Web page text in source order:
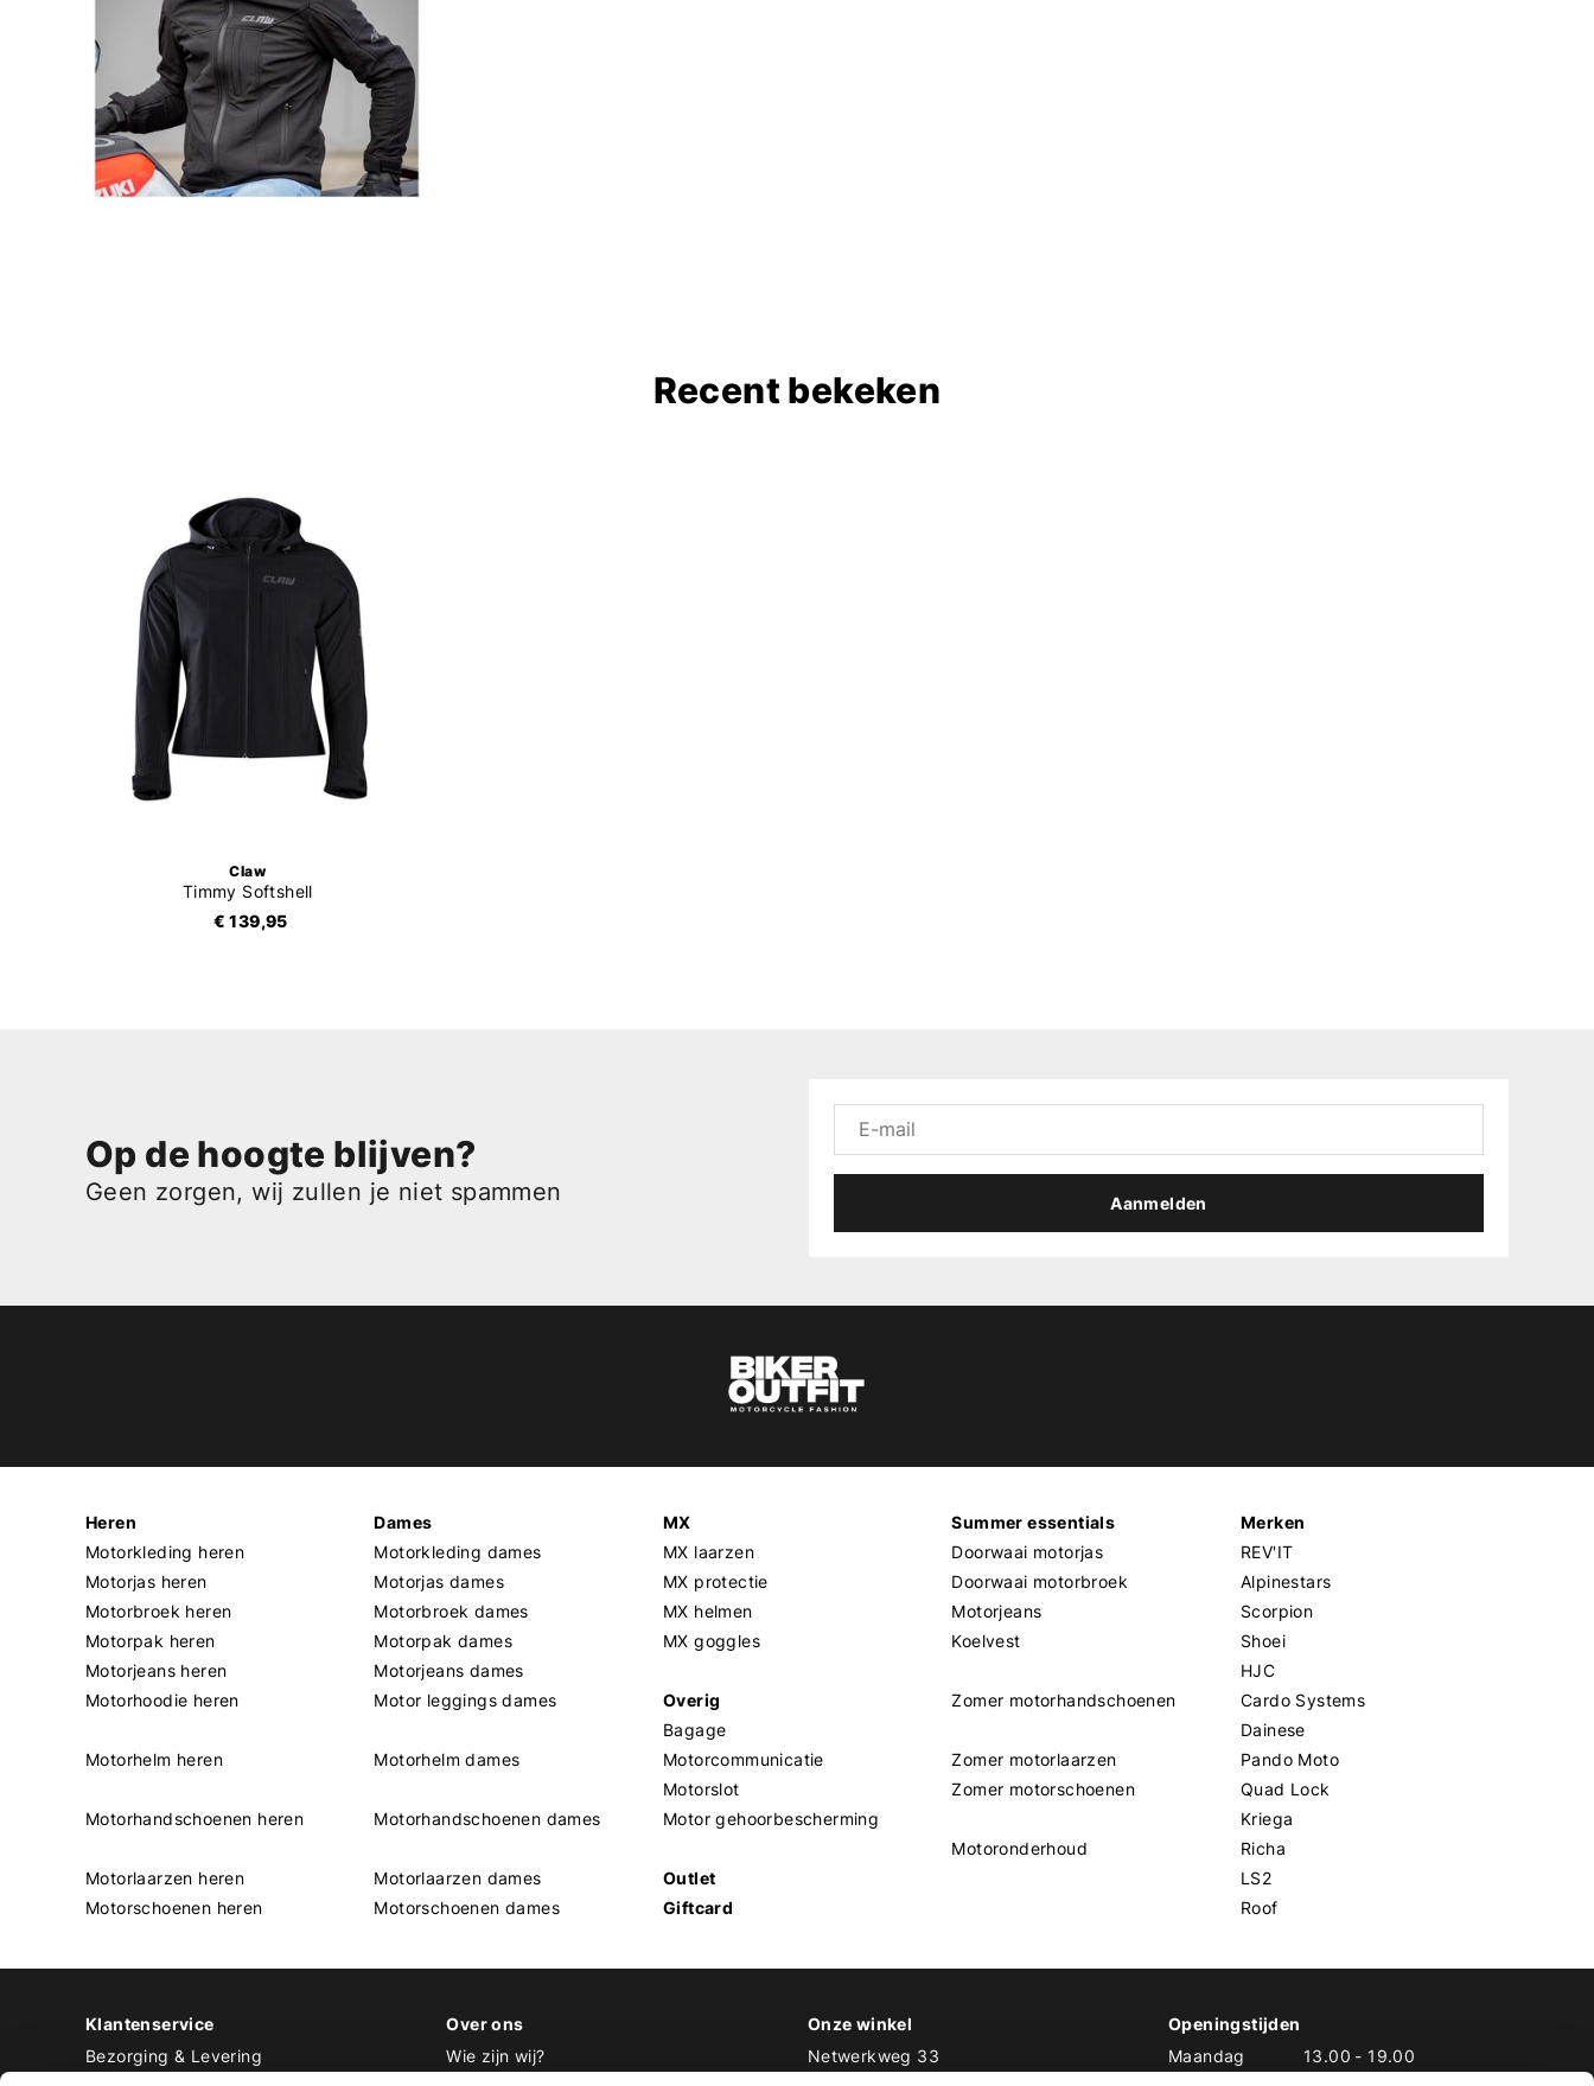
Recent bekeken
Claw
Timmy Softshell
€ 139,95
Op de hoogte blijven?
Geen zorgen, wij zullen je niet spammen Aanmelden
Heren
Motorkleding heren
Motorjas heren
Motorbroek heren
Motorpak heren
Motorjeans heren
Motorhoodie heren
Motorhelm heren
Motorhandschoenen heren
Motorlaarzen heren
Motorschoenen heren
Dames
Motorkleding dames
Motorjas dames
Motorbroek dames
Motorpak dames
Motorjeans dames
Motor leggings dames
Motorhelm dames
Motorhandschoenen dames
Motorlaarzen dames
Motorschoenen dames
MX
MX laarzen
MX protectie
MX helmen
MX goggles
Overig
Bagage
Motorcommunicatie
Motorslot
Motor gehoorbescherming
Outlet
Giftcard
Summer essentials
Doorwaai motorjas
Doorwaai motorbroek
Motorjeans
Koelvest
Zomer motorhandschoenen
Zomer motorlaarzen
Zomer motorschoenen
Motoronderhoud
Merken
REV'IT
Alpinestars
Scorpion
Shoei
HJC
Cardo Systems
Dainese
Pando Moto
Quad Lock
Kriega
Richa
LS2
Roof
Klantenservice
Bezorging & Levering
Over ons
Wie zijn wij?
Onze winkel
Netwerkweg 33
Openingstijden
Maandag
13.00 - 19.00